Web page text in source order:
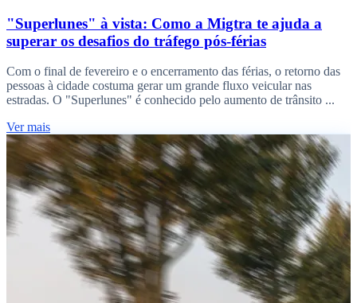
"Superlunes" à vista: Como a Migtra te ajuda a
superar os desafios do tráfego pós-férias
Com o final de fevereiro e o encerramento das férias, o retorno das
pessoas à cidade costuma gerar um grande fluxo veicular nas
estradas. O "Superlunes" é conhecido pelo aumento de trânsito ...
Ver mais